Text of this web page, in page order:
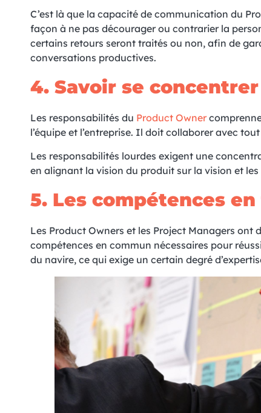
C’est là que la capacité de communication du
façon à ne pas décourager ou contrarier la
certains retours seront traités ou non, afin de
conversations productives.
4. Savoir se
Les responsabilités du Product Owner
l’équipe et l’entreprise. Il doit collaborer avec
Les responsabilités lourdes exigent une
en alignant la vision du produit sur la vision et les
5. Les compétences
Les Product Owners et les Project Managers
compétences en commun nécessaires pour
du navire, ce qui exige un certain degré